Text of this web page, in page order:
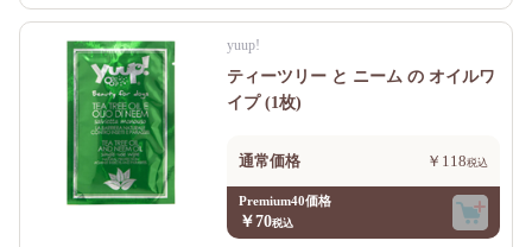
yuup!
ティーツリー と ニーム の オイルワ
イプ (1枚)
通常価格 ￥118
Premium40価格
￥70